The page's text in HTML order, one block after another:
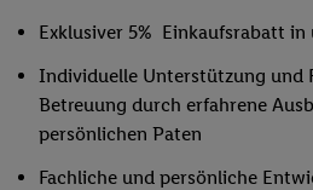
Exklusiver 5% Einkaufsrabatt in
Individuelle Unterstützung und
Betreuung durch erfahrene
persönlichen Paten
Fachliche und persönliche